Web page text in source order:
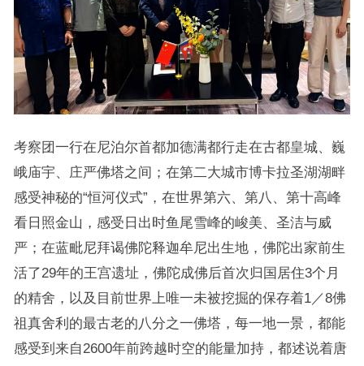
考察团一行在尼泊尔首都加德满都行走在古都皇城、巍
峨庙宇、庄严佛塔之间；在第二大城市博卡拉圣湖湖畔
感受神秘的“恒河仪式”，在世界第六、第八、第十高峰
看日照金山，感受日出时鱼尾雪峰的峻美、圣洁与威
严；在蓝毗尼拜谒佛陀释迦牟尼出生地，佛陀出家前生
活了29年的王宫遗址，佛陀成佛后首次归国居住3个月
的精舍，以及目前世界上唯一未被挖掘的保存着1／8佛
祖真舍利的最古老的八分之一佛塔，每一地一景，都能
感受到来自2600年前跨越时空的能量加持，都述说着唐